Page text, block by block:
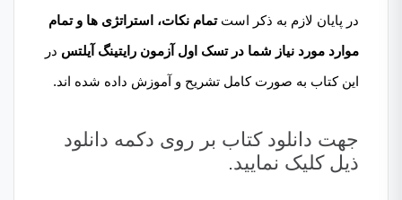
در پایان لازم به ذکر استتمام نکات، استراتژی ها و تمام
موارد مورد نیاز شما در تسک اول آزمون رایتینگ آیلتس در
این کتاب به صورت کامل تشریح و آموزش داده شده اند.
جهت دانلود کتاب بر روی دکمه دانلود
ذیل کلیک نمایید.